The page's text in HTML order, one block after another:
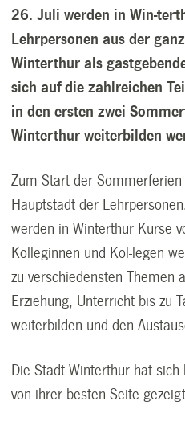
26. Juli werden in Win-
Lehrpersonen aus der
Winterthur als
sich auf die zahlreichen
in den ersten zwei
Winterthur weiterbilden
Zum Start der
Hauptstadt der
werden in Winterthur Kurse
Kolleginnen und Kol-legen
zu verschiedensten Themen
Erziehung, Unterricht bis zu
weiterbilden und den
Die Stadt Winterthur hat
von ihrer besten Seite